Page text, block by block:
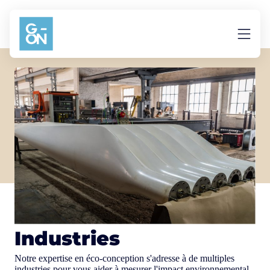
Aller au contenu
Industries
Notre expertise en éco-conception s'adresse à de multiples